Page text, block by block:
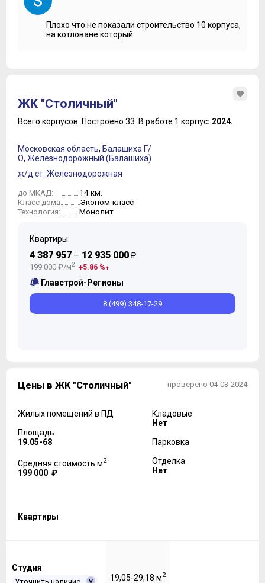
Плохо что не показали строительство 10 корпуса,
на котловане который
ЖК "Столичный"
Всего корпусов. Построено 33. В работе 1 корпус: 2024.
Московская область, Балашиха Г/
О, Железнодорожный (Балашиха)
ж/д ст. Железнодорожная
до МКАД: 14 км.
Класс дома: Эконом-класс
Технология: Монолит
Квартиры:
4 387 957 — 12 935 000₽
199 000 ₽/м2 5.86 %
Главстрой-Регионы
8 (499) 348-17-29
проверено 04-03-2024
Цены в ЖК "Столичный"
Жилых помещений в ПД
Площадь
19.05-68
Средняя стоимость м2
199 000 ₽
Кладовые
Нет
Парковка
Отделка
Нет
Квартиры
Студия
19,05-29,18 м2